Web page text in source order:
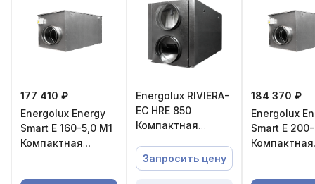
177 410 ₽
Energolux Energy
Smart E 160-5,0 M1
Компактная
Energolux RIVIERA-
EC HRE 850
Компактная
вытяжная
установка с
Запросить цену
184 370 ₽
Energolux
Smart E
Компактная